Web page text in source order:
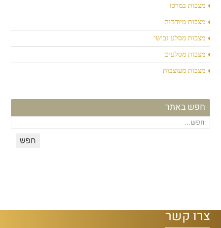
מצבות במרכז
מצבות מיוחדות
מצבות מסלע גבישי
מצבות מסלעים
מצבות מעוצבות
חפש באתר
צרו קשר